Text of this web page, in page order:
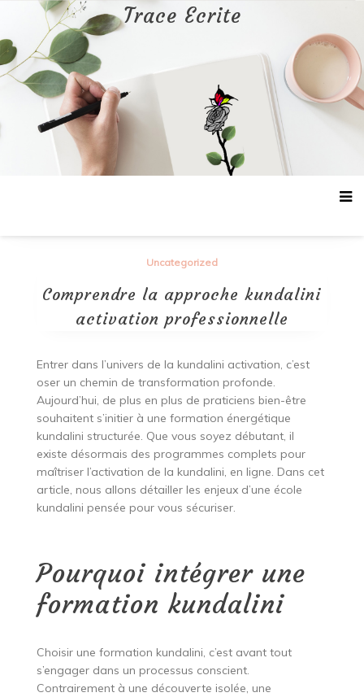
contenu
Trace Ecrite
Uncategorized
Comprendre la approche kundalini
activation professionnelle
Entrer dans l’univers de la kundalini activation, c’est
oser un chemin de transformation profonde.
Aujourd’hui, de plus en plus de praticiens bien-être
souhaitent s’initier à une formation énergétique
kundalini structurée. Que vous soyez débutant, il
existe désormais des programmes complets pour
maîtriser l’activation de la kundalini, en ligne. Dans cet
article, nous allons détailler les enjeux d’une école
kundalini pensée pour vous sécuriser.
Pourquoi intégrer une
formation kundalini
Choisir une formation kundalini, c’est avant tout
s’engager dans un processus conscient.
Contrairement à une découverte isolée, une